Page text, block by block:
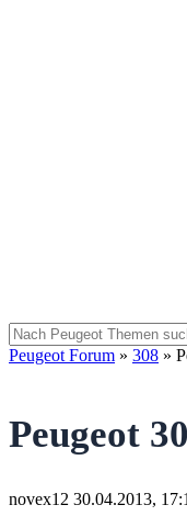
Peugeot Forum » 308 »
Peugeot
novex12 30.04.2013,